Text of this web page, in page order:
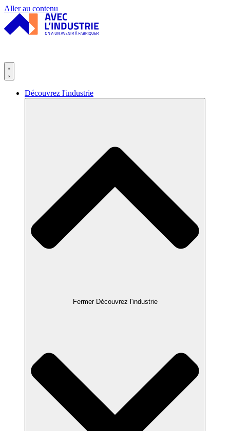
Panneau de gestion des cookies
Aller au contenu
Découvrez l'industrie
Fermer Découvrez l'industrie